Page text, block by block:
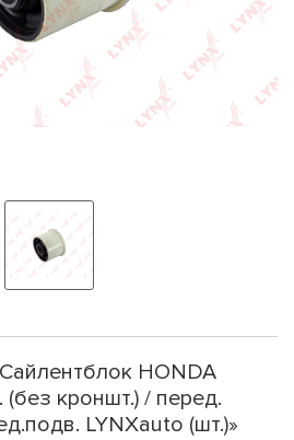
HONDA
(без кроншт.) / перед.
LYNXauto (шт.)»